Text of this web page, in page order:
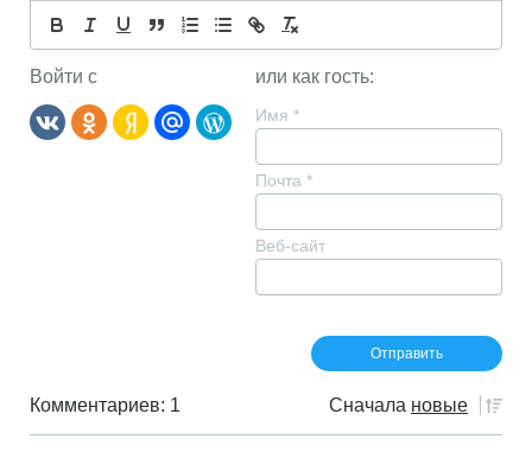
Войти с или как гость:
Имя *
Почта *
Веб-сайт
Комментариев: 1 Сначала новые